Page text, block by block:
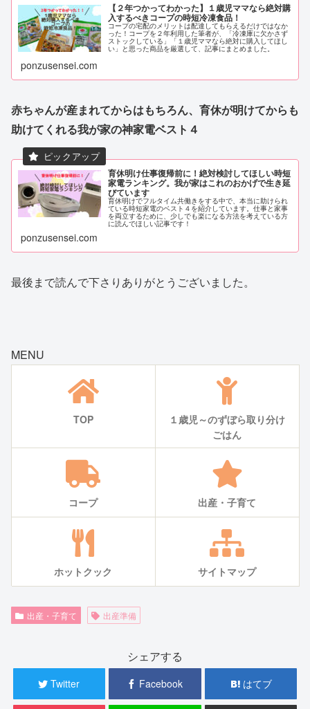
【２年つかってわかった】１歳児ママなら絶対購
入するべきコープの時短冷凍食品！
コープの宅配のメリットは配達してもらえるだけではなか
った！コープを２年利用した筆者が、「冷凍庫に欠かさず
ストックしている」「１歳児ママなら絶対に購入してほし
い」と思った商品を厳選して、記事にまとめました。
ponzusensei.com
赤ちゃんが産まれてからはもちろん、育休が明けてからも
助けてくれる我が家の神家電ベスト４
育休明け仕事復帰前に！絶対検討してほしい時短
家電ランキング。我が家はこれのおかげで生き延
びています
育休明けでフルタイム共働きをする中で、本当に助けられ
ている時短家電のベスト４を紹介しています。仕事と家事
を両立するために、少しでも楽になる方法を考えている方
に読んでほしい記事です！
ponzusensei.com
最後まで読んで下さりありがとうございました。
MENU
TOP
１歳児～のずぼら取り分け
ごはん
コープ 出産・子育て
ホットクック サイトマップ
出産・子育て 出産準備
シェアする
Twitter Facebook はてブ